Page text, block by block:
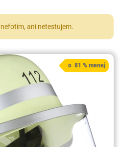
nefotím, ani netestujem.
o 81 % menej